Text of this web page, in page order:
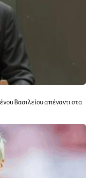
Βασιλείου απέναντι στα